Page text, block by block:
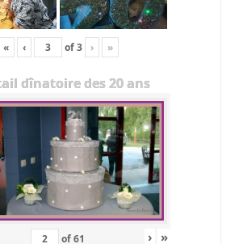
« ‹ of3 › »
dînatoire des 20 ans
of61 › »